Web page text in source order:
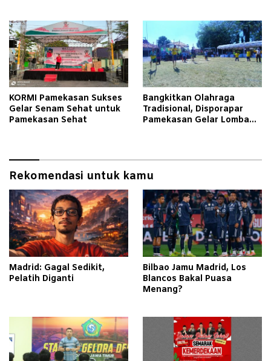
KORMI Pamekasan Sukses
Gelar Senam Sehat untuk
Pamekasan Sehat
Bangkitkan Olahraga
Tradisional, Disporapar
Pamekasan Gelar Lomba
Rekomendasi untuk kamu
Madrid: Gagal Sedikit,
Pelatih Diganti
Bilbao Jamu Madrid, Los
Blancos Bakal Puasa
Menang?